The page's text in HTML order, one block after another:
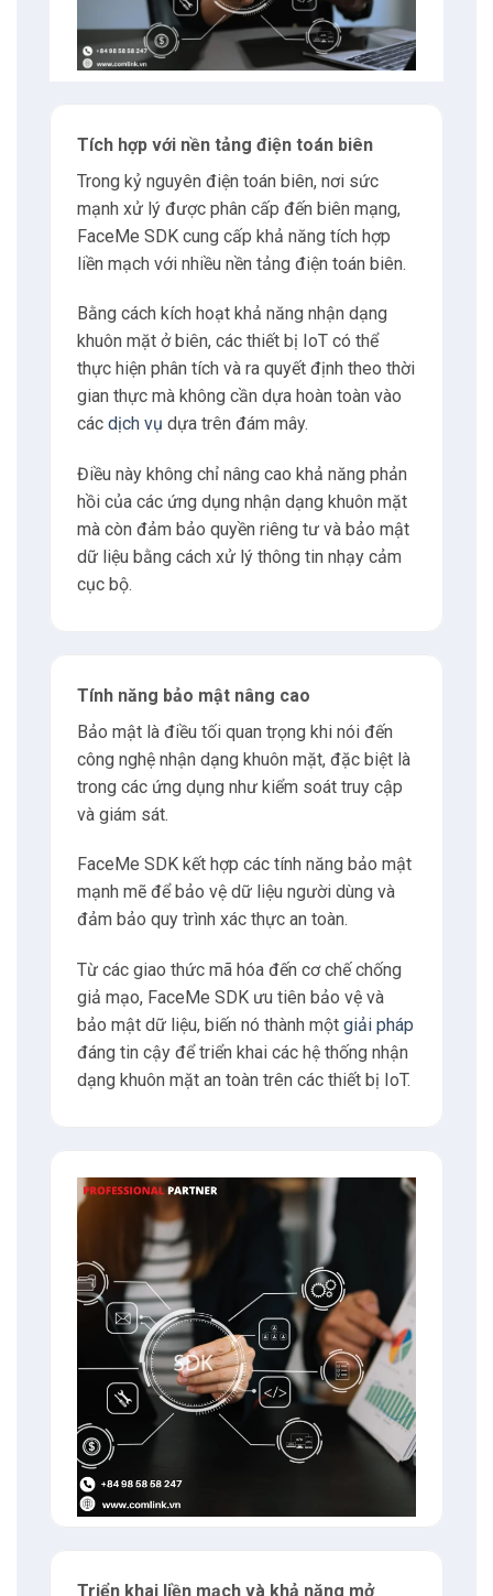
Tích hợp với nền tảng điện toán biên
Trong kỷ nguyên điện toán biên, nơi sức
mạnh xử lý được phân cấp đến biên mạng,
FaceMe SDK cung cấp khả năng tích hợp
liền mạch với nhiều nền tảng điện toán biên.
Bằng cách kích hoạt khả năng nhận dạng
khuôn mặt ở biên, các thiết bị IoT có thể
thực hiện phân tích và ra quyết định theo thời
gian thực mà không cần dựa hoàn toàn vào
các dịch vụ dựa trên đám mây.
Điều này không chỉ nâng cao khả năng phản
hồi của các ứng dụng nhận dạng khuôn mặt
mà còn đảm bảo quyền riêng tư và bảo mật
dữ liệu bằng cách xử lý thông tin nhạy cảm
cục bộ.
Tính năng bảo mật nâng cao
Bảo mật là điều tối quan trọng khi nói đến
công nghệ nhận dạng khuôn mặt, đặc biệt là
trong các ứng dụng như kiểm soát truy cập
và giám sát.
FaceMe SDK kết hợp các tính năng bảo mật
mạnh mẽ để bảo vệ dữ liệu người dùng và
đảm bảo quy trình xác thực an toàn.
Từ các giao thức mã hóa đến cơ chế chống
giả mạo, FaceMe SDK ưu tiên bảo vệ và
bảo mật dữ liệu, biến nó thành một giải pháp
đáng tin cậy để triển khai các hệ thống nhận
dạng khuôn mặt an toàn trên các thiết bị IoT.
Triển khai liền mạch và khả năng mở